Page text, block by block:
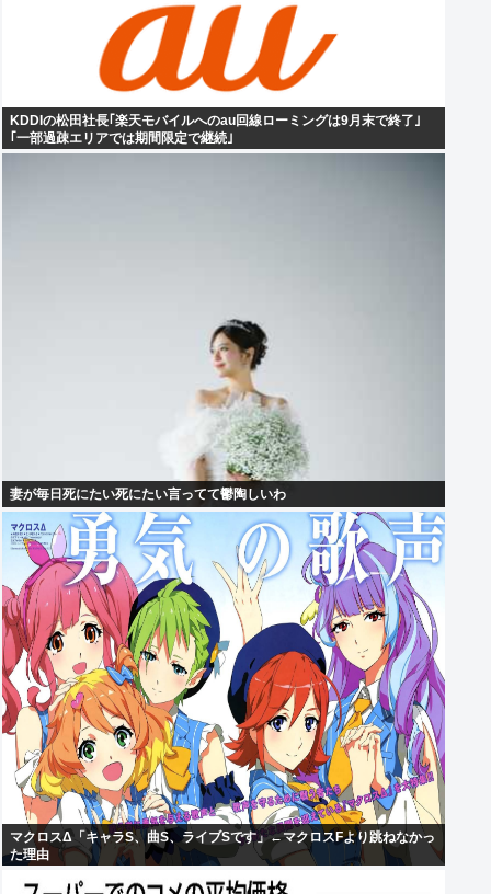
KDDIの松田社長｢楽天モバイルへのau回線ローミングは9月末で終了｣
｢一部過疎エリアでは期間限定で継続｣
妻が毎日死にたい死にたい言ってて鬱陶しいわ
マクロスΔ「キャラS、曲S、ライブSです」←マクロスFより跳ねなかっ
た理由